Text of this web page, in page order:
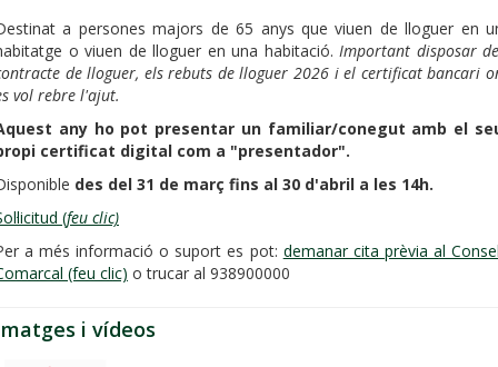
a persones majors de 65 anys que viuen de lloguer en
o viuen de lloguer en una habitació. Important disposar
de lloguer, els rebuts de lloguer 2026 i el certificat bancari
vol rebre l'ajut.
any ho pot presentar un familiar/conegut amb el
certificat digital com a "presentador".
des del 31 de març fins al 30 d'abril a les 14h.
(feu clic)
a més informació o suport es pot: demanar cita prèvia al
(feu clic) o trucar al 938900000
i vídeos